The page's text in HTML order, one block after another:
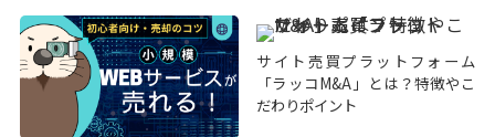
サイト売買プラットフォーム
「ラッコM&A」とは？特徴やこ
だわりポイント